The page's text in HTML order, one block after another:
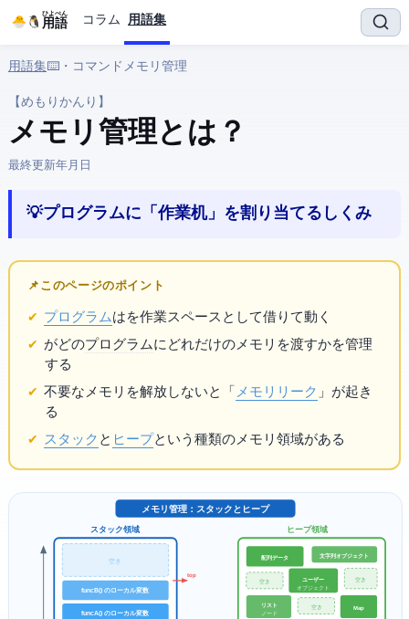
IT用語
ひよぺん コラム 用語集
用語集› ⌨️ OS・コマンド › メモリ管理
【めもりかんり】
メモリ管理 とは？
最終更新:2026年3月25日
💡 プログラムに「作業机」を割り当てるしくみ
📌 このページのポイント
プログラムはを作業スペースとして借りて動く
OSがどのプログラムにどれだけのメモリを渡すかを管理
する
不要なメモリを解放しないと「 メモリリーク 」が起き
る
スタック と ヒープという2種類のメモリ領域がある
メモリ管理：スタックとヒープ
スタック領域
funcA() のローカル変数
funcB() のローカル変数
top
空き
ヒープ領域
配列データ 文字列オブジェクト
空き
ユーザー
オブジェクト
空き
リスト
ノード
空き Map